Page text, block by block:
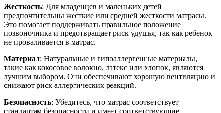
Жесткость: Для младенцев и маленьких детей
предпочтительны жесткие или средней жесткости матрасы.
Это помогает поддерживать правильное положение
позвоночника и предотвращает риск удушья, так как ребенок
не проваливается в матрас.
Материал: Натуральные и гипоаллергенные материалы,
такие как кокосовое волокно, латекс или хлопок, являются
лучшим выбором. Они обеспечивают хорошую вентиляцию и
снижают риск аллергических реакций.
Безопасность: Убедитесь, что матрас соответствует
стандартам безопасности и имеет соответствующие